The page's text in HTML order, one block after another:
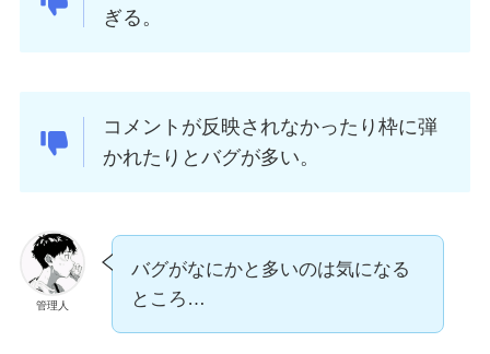
ぎる。
コメントが反映されなかったり枠に弾
かれたりとバグが多い。
管理人
バグがなにかと多いのは気になる
ところ…